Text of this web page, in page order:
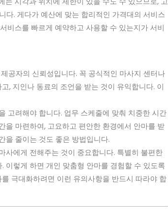
다. 게다가 예산에 맞는 합리적인 가격대의 서비스
비스를 빠르게 예약하고 사용할 수 있는지가 서비
공자의 신뢰성입니다. 꼭 공식적인 마사지 센터나
, 지인나 동료의 조언을 받는 것이 유익합니다. 이
고려해야 합니다. 업무 스케줄에 맞춰 치중한 시간
을 마련하여, 고요하고 편안한 환경에서 안마를 받
을 줄이는 것도 좋은 방법입니다.
사에게 전해주는 것이 중요합니다. 특별히 불편한
이렇게 하면 개인 맞춤형 안마를 경험할 수 있도록
극대화하려면 이런 유의사항을 반드시 따라야 합